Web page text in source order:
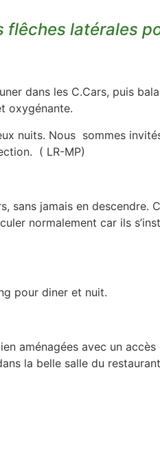
flêches latérales
dans les C.Cars, puis
oxygénante.
nuits. Nous sommes
( LR-MP)
sans jamais en descendre.
normalement car ils
pour diner et nuit.
aménagées avec un
la belle salle du